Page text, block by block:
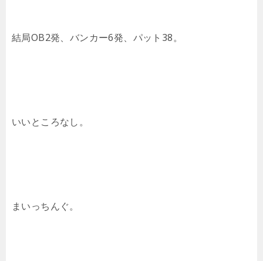
結局OB2発、バンカー6発、パット38。
いいところなし。
まいっちんぐ。